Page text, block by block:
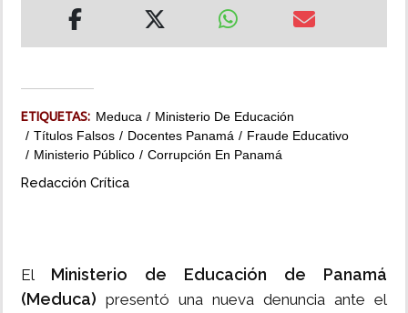
ETIQUETAS: Meduca
Ministerio De Educación
Títulos Falsos
Docentes Panamá
Fraude Educativo
Ministerio Público
Corrupción En Panamá
Redacción Crítica
El Ministerio de Educación de Panamá
(Meduca) presentó una nueva denuncia ante el